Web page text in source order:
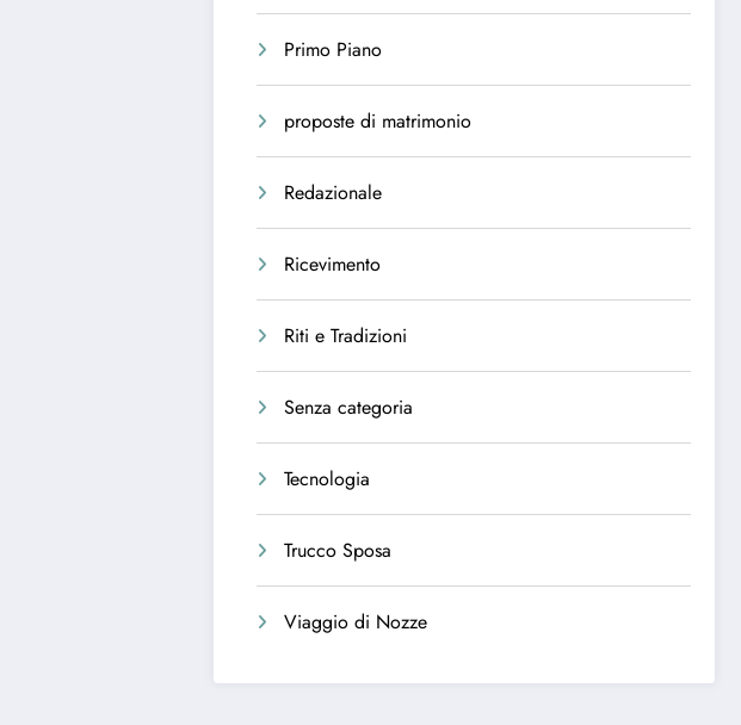
Primo Piano
proposte di matrimonio
Redazionale
Ricevimento
Riti e Tradizioni
Senza categoria
Tecnologia
Trucco Sposa
Viaggio di Nozze